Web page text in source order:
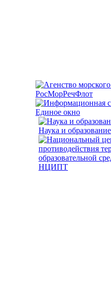
РосМорРечФлот
Единое окно
Наука и
НЦИПТ